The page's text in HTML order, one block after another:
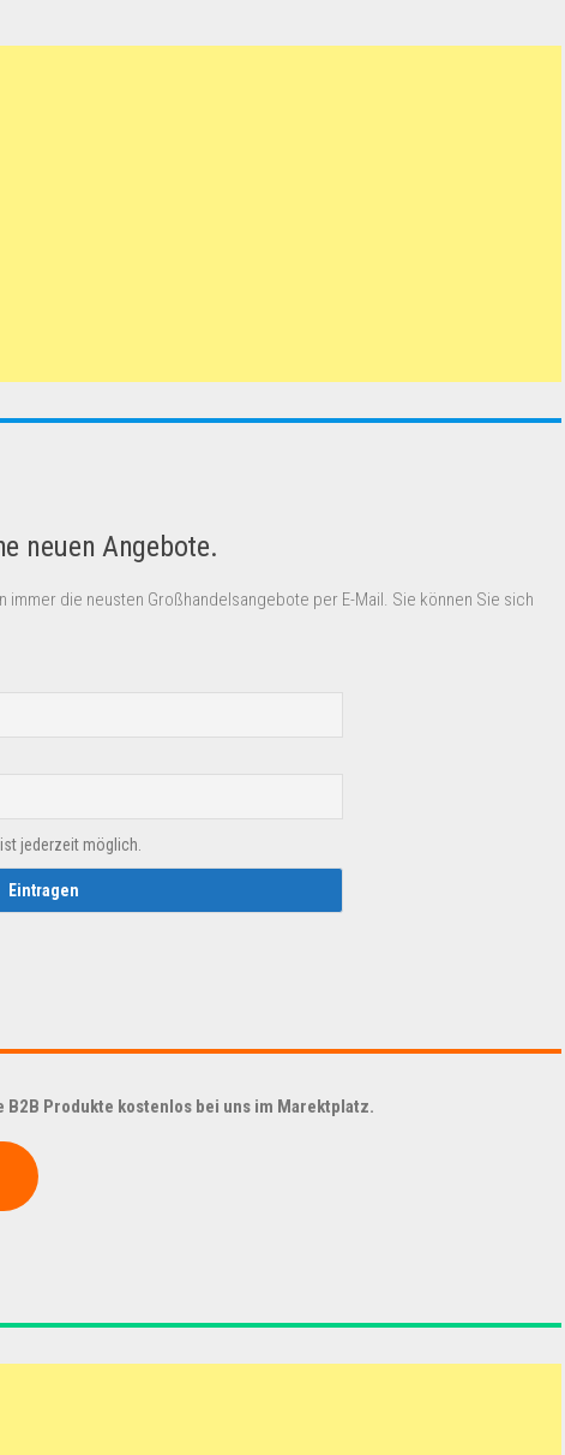
neuen Angebote.
die neusten Großhandelsangebote per E-Mail. Sie können Sie sich
jederzeit möglich.
Produkte kostenlos bei uns im Marektplatz.